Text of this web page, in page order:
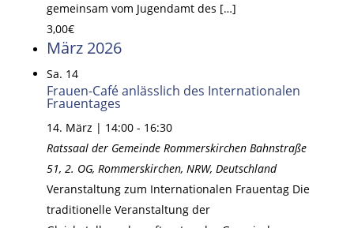
gemeinsam vom Jugendamt des […]
3,00€
März 2026
Sa. 14
Frauen-Café anlässlich des Internationalen
Frauentages
14. März | 14:00- 16:30
Ratssaal der Gemeinde Rommerskirchen Bahnstraße
51, 2. OG, Rommerskirchen, NRW, Deutschland
Veranstaltung zum Internationalen Frauentag Die
traditionelle Veranstaltung der